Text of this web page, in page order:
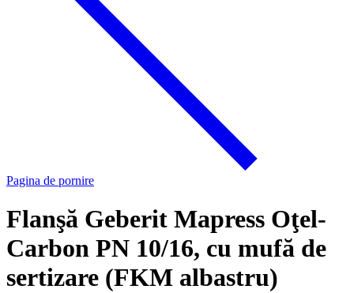
Pagina de pornire
Flanşă Geberit Mapress Oţel-
Carbon PN 10/16, cu mufă de
sertizare (FKM albastru)